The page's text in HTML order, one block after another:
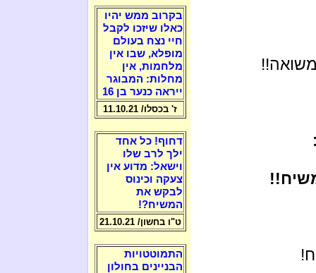
בקרוב ממש יהיו
כאלו שיזכו לקבל
חיי נצח בעולם
מופלא, שבו אין
מלחמות, אין
מחלות: המבוגר
ייראה כנער בן 16
ז' בכסלו/ 11.10.21
דחוף! כל אחד
ילך לרב שלו
וישאל: מדוע אין
צעקה וכינוס
לבקש את
המשיח?!
ט"ו בחשון/ 21.10.21
התמוטטויות
הבניינים בחולון